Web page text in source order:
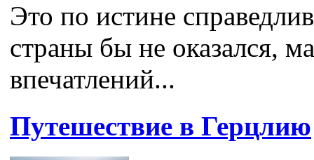
Это по истине
страны бы не оказался,
впечатлений...
Путешествие в Герцлию